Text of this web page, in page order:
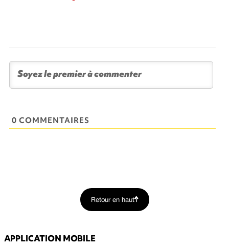
0 COMMENTAIRES
Retour en haut
APPLICATION MOBILE